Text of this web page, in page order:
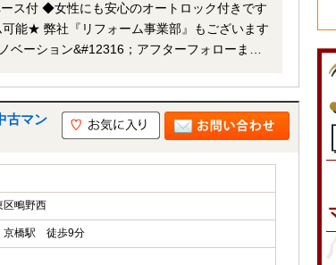
ス付 ◆女性にも安心のオートロック付きです
ベーション&#12316；アフターフォローまで
下さい。
古マン
区鴫野西
京橋駅 徒歩9分